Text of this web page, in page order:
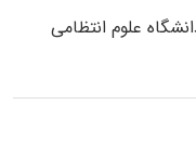
ﻋﻠﻮم انتظامی